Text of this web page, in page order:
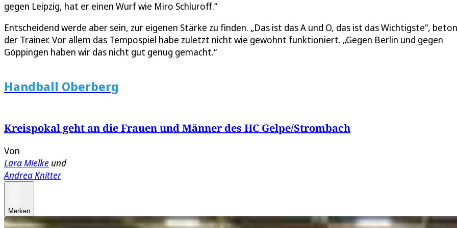
gegen Leipzig, hat er einen Wurf wie Miro Schluroff.“
Entscheidend werde aber sein, zur eigenen Stärke zu finden. „Das ist das A und O, das ist das Wichtigste“,
der Trainer. Vor allem das Tempospiel habe zuletzt nicht wie gewohnt funktioniert. „Gegen Berlin und gegen
Göppingen haben wir das nicht gut genug gemacht.“
Handball Oberberg
Kreispokal geht an die Frauen und Männer des HC Gelpe/Strombach
Von
Lara Mielke und
Andrea Knitter
Merken